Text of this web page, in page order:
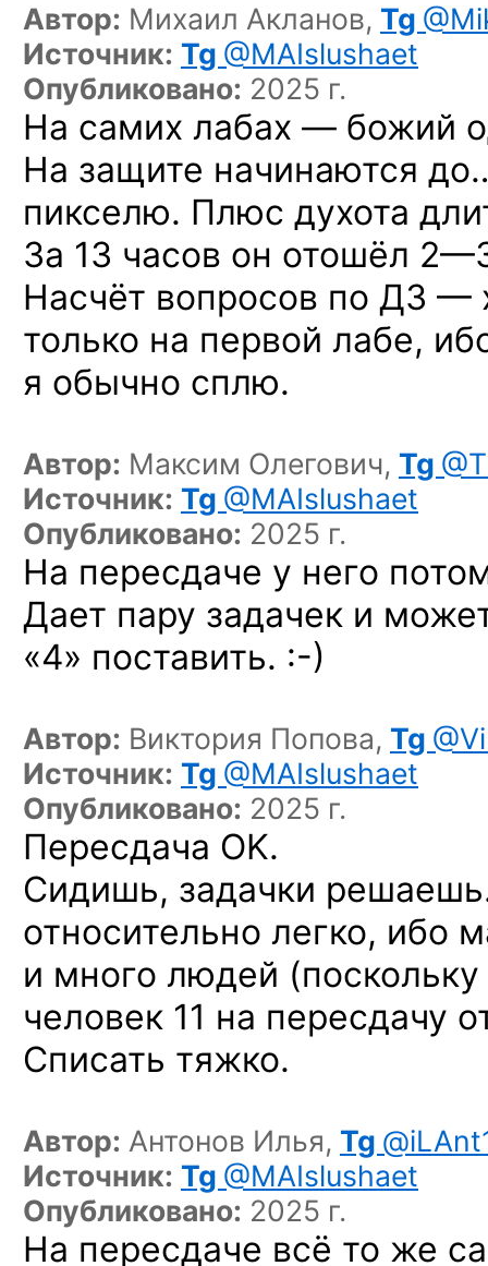
Автор: Михаил Акланов, Tg
Источник: Tg @MAIslushaet
Опубликовано: 2025 г.
На самих лабах — божий
На защите начинаются
пикселю. Плюс духота
За 13 часов он отошёл
Насчёт вопросов по ДЗ —
только на первой лабе,
я обычно сплю.
Автор: Максим Олегович, Tg
Источник: Tg @MAIslushaet
Опубликовано: 2025 г.
На пересдаче у него
Дает пару задачек и
«4» поставить. :-)
Автор: Виктория Попова, Tg
Источник: Tg @MAIslushaet
Опубликовано: 2025 г.
Пересдача OK.
Сидишь, задачки
относительно легко, ибо
и много людей
человек 11 на пересдачу
Списать тяжко.
Автор: Антонов Илья, Tg
Источник: Tg @MAIslushaet
Опубликовано: 2025 г.
На пересдаче всё то же